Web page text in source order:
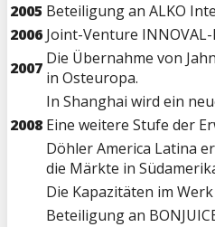
2005 Beteiligung an ALKO
2006 Joint-Venture
2007 Die Übernahme von
in Osteuropa.
In Shanghai wird ein
2008 Eine weitere Stufe der
Döhler America Latina
die Märkte in
Die Kapazitäten im
Beteiligung an